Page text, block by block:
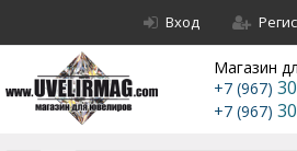
Вход
Магазин
+7 (967)
+7 (967)